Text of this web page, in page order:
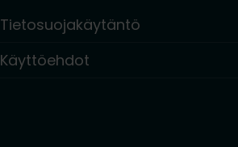
Tietosuojakäytäntö
Käyttöehdot